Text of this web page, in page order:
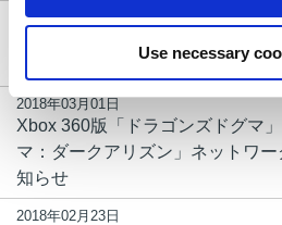
Use necessary
2018年03月23日
6」で日本語が表示されない現象
2018年03月01日
Xbox 360版「ドラゴンズドグマ
マ：ダークアリズン」ネットワ
知らせ
2018年02月23日